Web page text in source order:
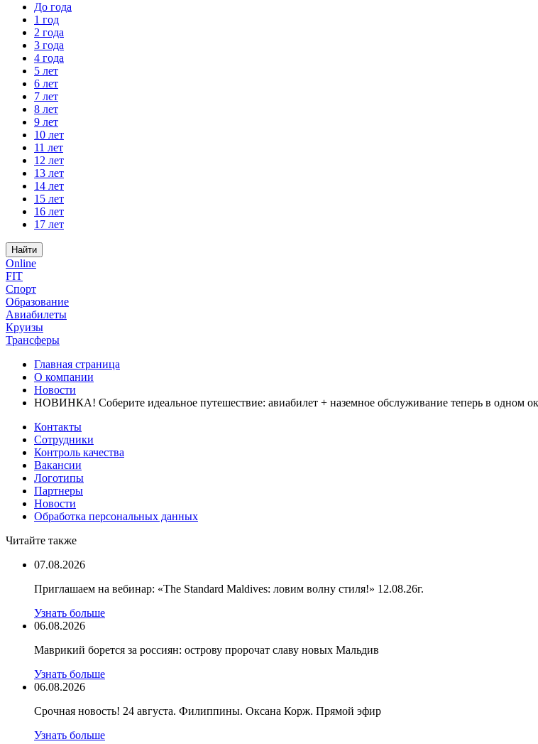
До года
1 год
2 года
3 года
4 года
5 лет
6 лет
7 лет
8 лет
9 лет
10 лет
11 лет
12 лет
13 лет
14 лет
15 лет
16 лет
17 лет
Найти
Online
FIT
Спорт
Образование
Авиабилеты
Круизы
Трансферы
Главная страница
О компании
Новости
НОВИНКА! Соберите идеальное путешествие: авиабилет + наземное обслуживание теперь в одном
Контакты
Сотрудники
Контроль качества
Вакансии
Логотипы
Партнеры
Новости
Обработка персональных данных
Читайте также
07.08.2026
Приглашаем на вебинар: «The Standard Maldives: ловим волну стиля!» 12.08.26г.
Узнать больше
06.08.2026
Маврикий борется за россиян: острову пророчат славу новых Мальдив
Узнать больше
06.08.2026
Срочная новость! 24 августа. Филиппины. Оксана Корж. Прямой эфир
Узнать больше